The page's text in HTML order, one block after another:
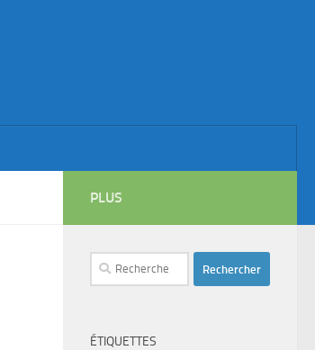
PLUS
Rechercher :
ÉTIQUETTES